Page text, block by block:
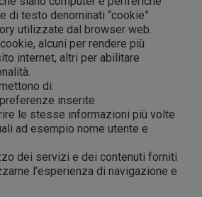
di testo denominati “cookie”
utilizzate dal browser web.
alcuni per rendere più
internet, altri per abilitare
di:
inserite
le stesse informazioni più volte
ad esempio nome utente e
dei servizi e dei contenuti forniti
l’esperienza di navigazione e